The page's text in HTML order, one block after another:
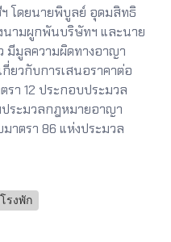
ดยนายพิบูลย์ อุดมสิทธิ
นามผูกพันบริษัทฯ และนาย
มูลความผิดทางอาญา
ยวกับการเสนอราคาต่อ
รา 12 ประกอบประมวล
ระมวลกฎหมายอาญา
มาตรา 86 แห่งประมวล
รงพัก